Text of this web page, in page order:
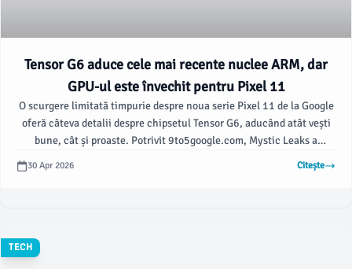
Tensor G6 aduce cele mai recente nuclee ARM, dar
GPU-ul este învechit pentru Pixel 11
O scurgere limitată timpurie despre noua serie Pixel 11 de la Google
oferă câteva detalii despre chipsetul Tensor G6, aducând atât vești
bune, cât și proaste. Potrivit 9to5google.com, Mystic Leaks a
30 Apr 2026 Citește
TECH